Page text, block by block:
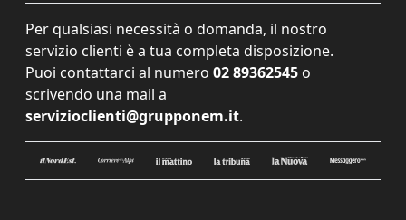
Per qualsiasi necessità o domanda, il nostro
servizio clienti è a tua completa disposizione.
Puoi contattarci al numero 02 89362545 o
scrivendo una mail a
servizioclienti@grupponem.it.